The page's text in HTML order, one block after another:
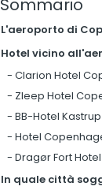
Sommario
L'aeroporto di
Hotel vicino
- Clarion Hotel
- Zleep Hotel
- BB-Hotel Kastrup
- Hotel
- Dragør Fort Hotel
In quale città